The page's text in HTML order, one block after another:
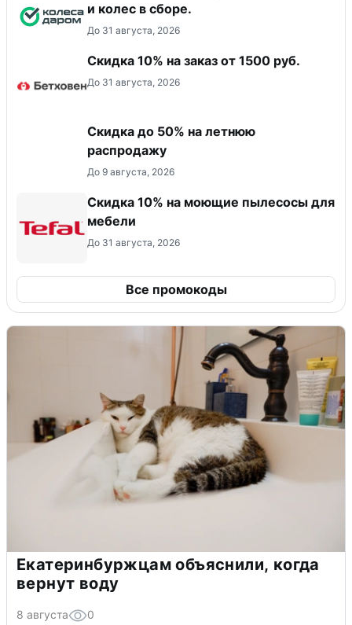
и колес в сборе.
До 31 августа, 2026
Скидка 10% на заказ от 1500 руб.
До 31 августа, 2026
Скидка до 50% на летнюю
распродажу
До 9 августа, 2026
Скидка 10% на моющие пылесосы для
мебели
До 31 августа, 2026
Все промокоды
Екатеринбуржцам объяснили, когда
вернут воду
8 августа 0